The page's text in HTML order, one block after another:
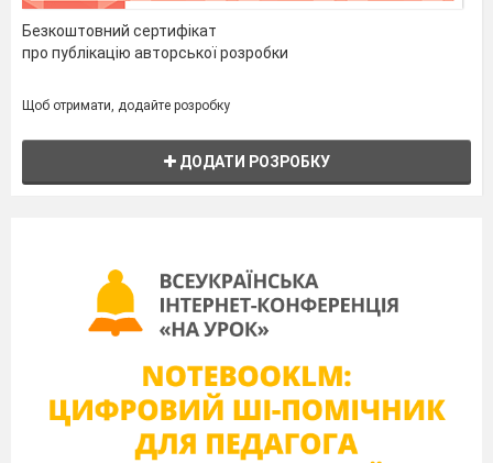
Безкоштовний сертифікат
про публікацію авторської розробки
Щоб отримати, додайте розробку
ДОДАТИ РОЗРОБКУ